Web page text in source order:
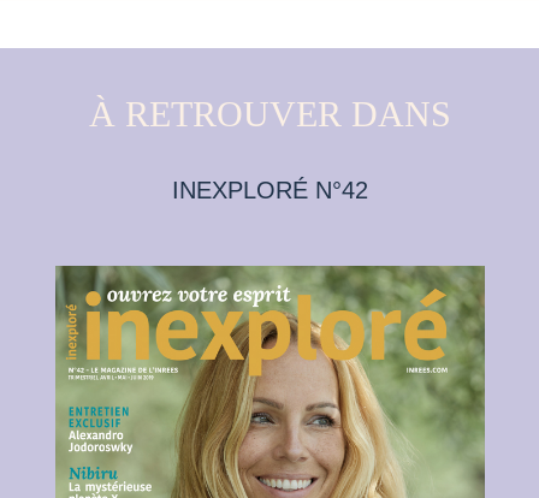
À RETROUVER DANS
INEXPLORÉ N°42